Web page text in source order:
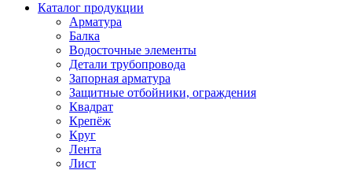
Каталог продукции
Арматура
Балка
Водосточные элементы
Детали трубопровода
Запорная арматура
Защитные отбойники, ограждения
Квадрат
Крепёж
Круг
Лента
Лист